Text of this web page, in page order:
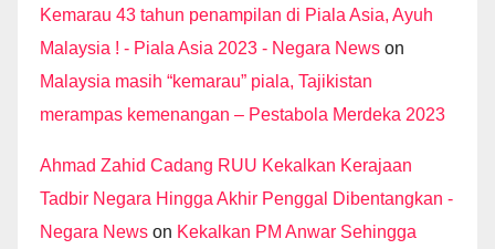
Kemarau 43 tahun penampilan di Piala Asia, Ayuh
Malaysia ! - Piala Asia 2023 - Negara News on
Malaysia masih “kemarau” piala, Tajikistan
merampas kemenangan – Pestabola Merdeka 2023
Ahmad Zahid Cadang RUU Kekalkan Kerajaan
Tadbir Negara Hingga Akhir Penggal Dibentangkan -
Negara News on Kekalkan PM Anwar Sehingga